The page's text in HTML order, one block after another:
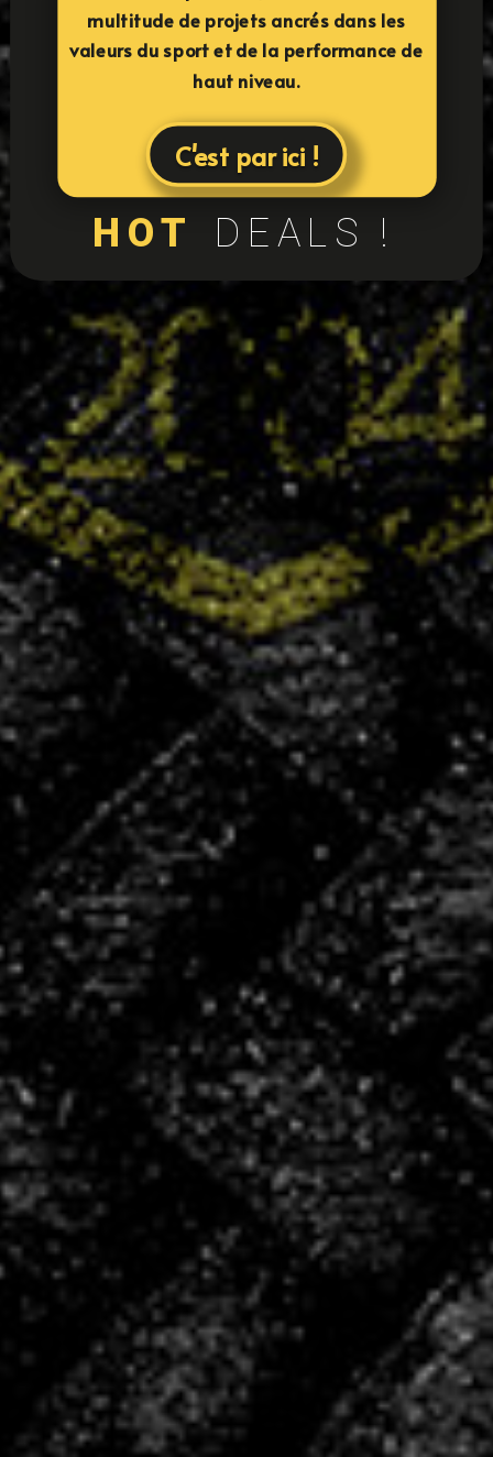
multitude de projets ancrés dans les
valeurs du sport et de la performance de
haut niveau.
C'est par ici !
HOT DEALS !
24
équipes
+400
licenciés
+100
partenaires
50
bénévoles
4
salariés